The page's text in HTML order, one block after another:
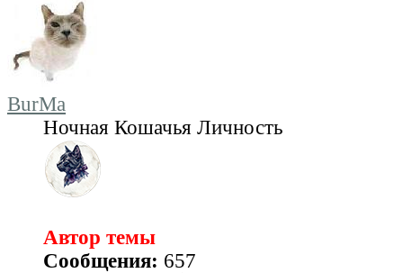
BurMa
Ночная Кошачья Личность
Автор темы
Сообщения: 657